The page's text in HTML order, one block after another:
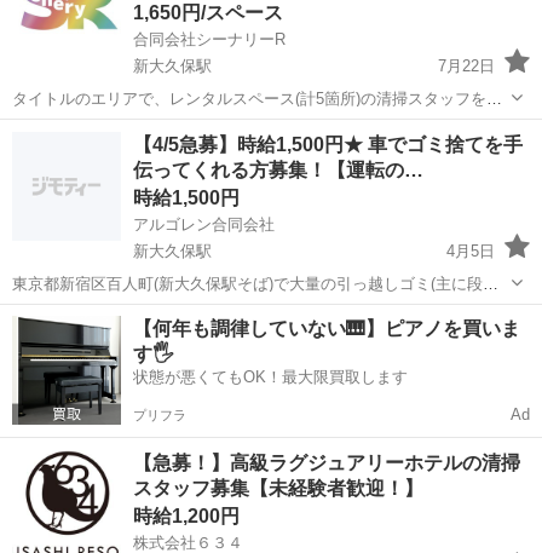
1,650円/スペース
合同会社シーナリーR
新大久保駅
7月22日
タイトルのエリアで、レンタルスペース(計5箇所)の清掃スタッフを募
集致します。 週一回程、慣れれば30分程で終わります。 一部だけでも
構いません。 なるべく平日の午前中でお願いしており、曜日・時間は
比較的融通が効きます。 ...
新大久保駅 その他 歌舞伎町
【4/5急募】時給1,500円★ 車でゴミ捨てを手
伝ってくれる方募集！【運転の…
時給1,500円
アルゴレン合同会社
新大久保駅
4月5日
東京都新宿区百人町(新大久保駅そば)で大量の引っ越しゴミ(主に段ボ
ール)があるので、車で移動して、廃棄してくれる方を募集します。 比
較的大きめの車を保有している方だと助かります。 レンタカーの場合
は別途お支払いします...
東京 新宿区 新大久保駅 その他
【何年も調律していない🎹】ピアノを買いま
す🖐️
状態が悪くてもOK！最大限買取します
プリフラ Ad
【急募！】高級ラグジュアリーホテルの清掃
スタッフ募集【未経験者歓迎！】
時給1,200円
株式会社６３４